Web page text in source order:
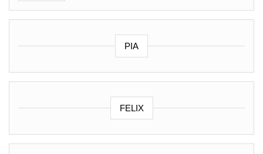
PIA
FELIX